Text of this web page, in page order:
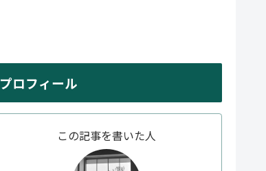
プロフィール
この記事を書いた人